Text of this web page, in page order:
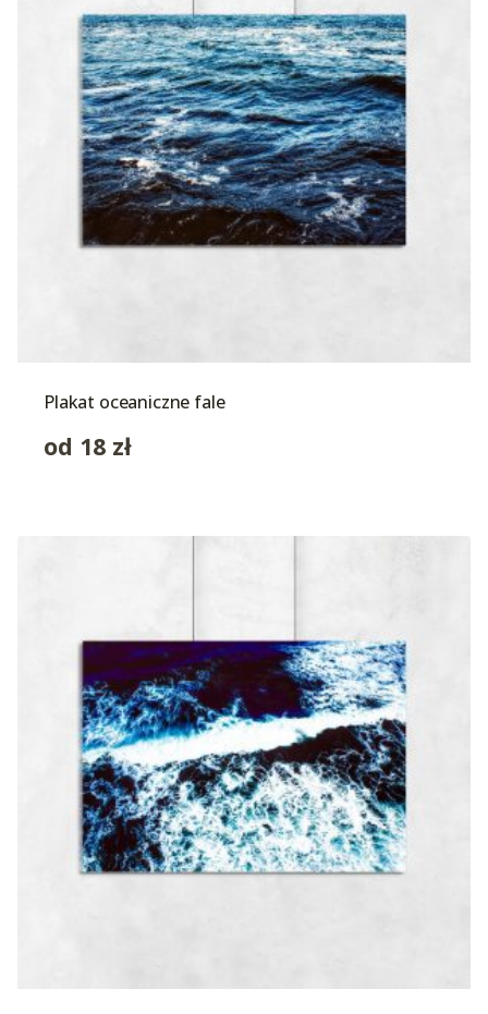
Plakat oceaniczne fale
od 18 zł